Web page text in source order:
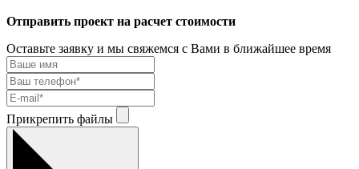
Отправить проект на расчет стоимости
Оставьте заявку и мы свяжемся с Вами в ближайшее время
Прикрепить файлы